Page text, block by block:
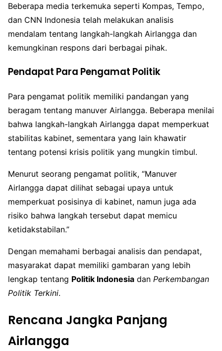
Beberapa media terkemuka seperti Kompas, Tempo,
dan CNN Indonesia telah melakukan analisis
mendalam tentang langkah-langkah Airlangga dan
kemungkinan respons dari berbagai pihak.
Pendapat Para Pengamat Politik
Para pengamat politik memiliki pandangan yang
beragam tentang manuver Airlangga. Beberapa menilai
bahwa langkah-langkah Airlangga dapat memperkuat
stabilitas kabinet, sementara yang lain khawatir
tentang potensi krisis politik yang mungkin timbul.
Menurut seorang pengamat politik, “Manuver
Airlangga dapat dilihat sebagai upaya untuk
memperkuat posisinya di kabinet, namun juga ada
risiko bahwa langkah tersebut dapat memicu
ketidakstabilan.”
Dengan memahami berbagai analisis dan pendapat,
masyarakat dapat memiliki gambaran yang lebih
lengkap tentang Politik Indonesia dan Perkembangan
Politik Terkini.
Rencana Jangka Panjang
Airlangga